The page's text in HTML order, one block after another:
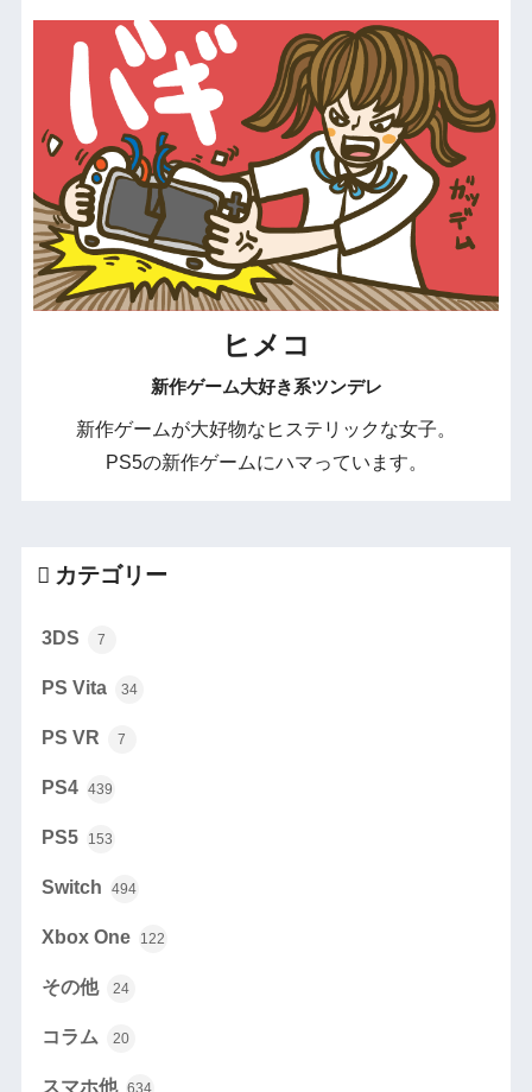
ヒメコ
新作ゲーム大好き系ツンデレ
新作ゲームが大好物なヒステリックな女子。
PS5の新作ゲームにハマっています。
カテゴリー
3DS 7
PS Vita 34
PS VR 7
PS4 439
PS5 153
Switch 494
Xbox One 122
その他 24
コラム 20
スマホ他 634